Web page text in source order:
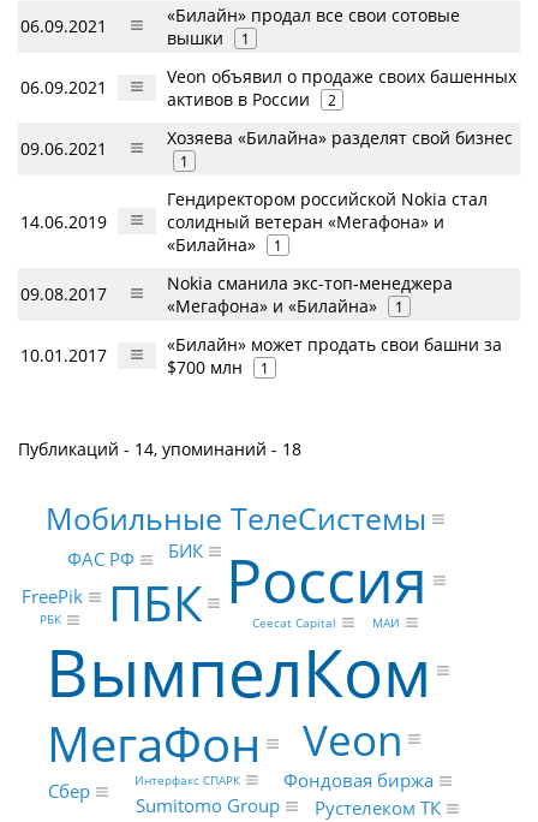
06.09.2021
«Билайн» продал все свои сотовые
вышки
1
06.09.2021
Veon объявил о продаже своих башенных
активов в России
2
09.06.2021 Хозяева «Билайна» разделят свой бизнес
1
14.06.2019
Гендиректором российской Nokia стал
солидный ветеран «Мегафона» и
«Билайна»
1
09.08.2017
Nokia сманила экс-топ-менеджера
«Мегафона» и «Билайна»
1
10.01.2017
«Билайн» может продать свои башни за
$700 млн
1
Публикаций - 14, упоминаний - 18
ВымпелКом
Россия
МегаФон
ПБК
Veon
Мобильные ТелеСистемы
БИК
ФАС РФ
Фондовая биржа
Сбер
Sumitomo Group
FreePik
Рустелеком ТК
Ceecat Capital
Интерфакс СПАРК
РБК МАИ